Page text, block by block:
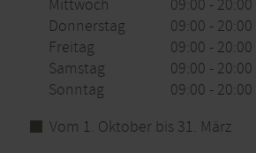
Eine Zielscheibe zum einschießen
weiter hinter dem ersten Pflock
Wildschweinen an Ziel 4 bzw. am
Runde.
Person, schreibt mir einfach eine
Mittwoch
09:00 -
Donnerstag
09:00 -
Freitag
09:00 -
Samstag
09:00 -
Sonntag
09:00 -
Vom 1. Oktober bis 31. März